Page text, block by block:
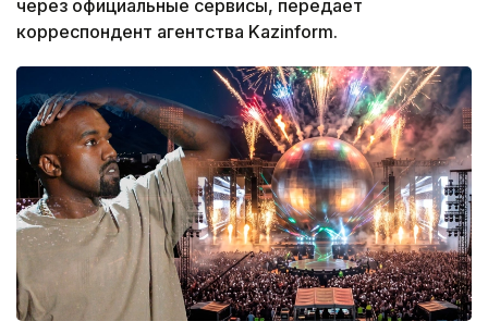
через официальные сервисы, передает
корреспондент агентства Kazinform.